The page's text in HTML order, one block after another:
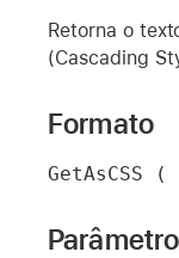
Retorna o
(Cascading
Formato
GetAsCSS